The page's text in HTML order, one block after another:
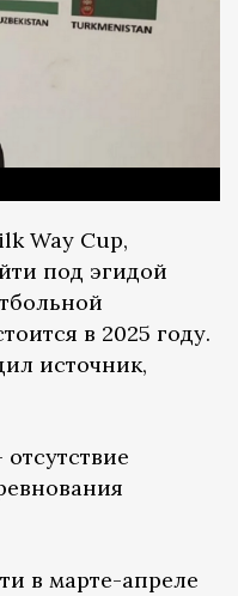
Way Cup,
под эгидой
в 2025 году.
источник,
в марте-апреле